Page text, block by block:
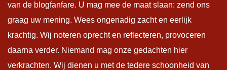
van de blogfanfare. U mag mee de maat slaan: zend ons
graag uw mening. Wees ongenadig zacht en eerlijk
krachtig. Wij noteren oprecht en reflecteren, provoceren
daarna verder. Niemand mag onze gedachten hier
verkrachten. Wij dienen u met de tedere schoonheid van